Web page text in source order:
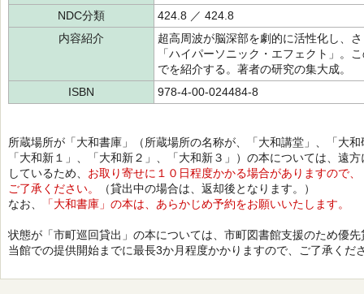
NDC分類
424.8 ／ 424.8
内容紹介
超高周波が脳深部を劇的に活性化し、
「ハイパーソニック・エフェクト」。
でを紹介する。著者の研究の集大成。
ISBN
978-4-00-024484-8
所蔵場所が「大和書庫」（所蔵場所の名称が、「大和講堂」、「大和
「大和新１」、「大和新２」、「大和新３」）の本については、遠方
しているため、 お取り寄せに１０日程度かかる場合がありますので、
ご了承ください。
（貸出中の場合は、返却後となります。）
なお、
「大和書庫」の本は、あらかじめ予約をお願いいたします。
状態が「市町巡回貸出」の本については、市町図書館支援のため優
当館での提供開始までに最長3か月程度かかりますので、ご了承くだ